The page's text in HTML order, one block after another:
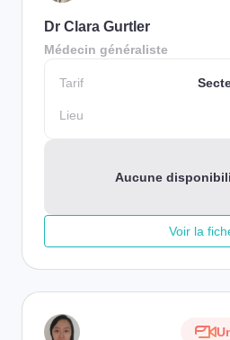
Dr Clara Gurtler
Médecin généraliste
Tarif
Lieu
Aucune
Voir la